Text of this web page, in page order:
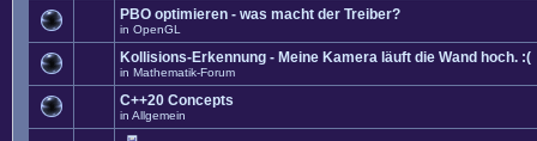
PBO optimieren - was macht der Treiber?
in OpenGL
Kollisions-Erkennung - Meine Kamera läuft die Wand hoch. :(
in Mathematik-Forum
C++20 Concepts
in Allgemein